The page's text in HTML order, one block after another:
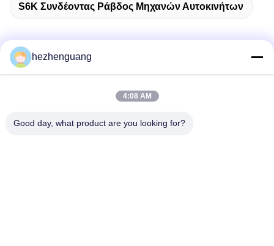
S6K Συνδέοντας Ράβδος Μηχανών Αυτοκινήτων
Διεύθυνση: Αγορά μηχανημάτων Yingfeng, Νο 1192,
hezhenguang
4:08 AM
Good day, what product are you looking for?